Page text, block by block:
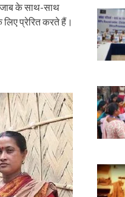
के साथ-साथ
प्रेरित करते हैं।